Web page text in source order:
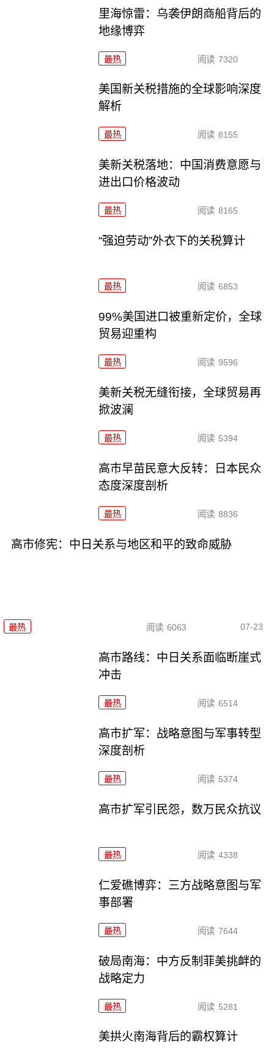
里海惊雷：乌袭伊朗商船背后的
地缘博弈
最热 阅读 7320
美国新关税措施的全球影响深度
解析
最热 阅读 8155
美新关税落地：中国消费意愿与
进出口价格波动
最热 阅读 8165
“强迫劳动”外衣下的关税算计
最热 阅读 6853
99%美国进口被重新定价，全球
贸易迎重构
最热 阅读 9596
美新关税无缝衔接，全球贸易再
掀波澜
最热 阅读 5394
高市早苗民意大反转：日本民众
态度深度剖析
最热 阅读 8836
高市修宪：中日关系与地区和平的致命威胁
最热 阅读 6063 07-23
高市路线：中日关系面临断崖式
冲击
最热 阅读 6514
高市扩军：战略意图与军事转型
深度剖析
最热 阅读 5374
高市扩军引民怨，数万民众抗议
最热 阅读 4338
仁爱礁博弈：三方战略意图与军
事部署
最热 阅读 7644
破局南海：中方反制菲美挑衅的
战略定力
最热 阅读 5281
美拱火南海背后的霸权算计